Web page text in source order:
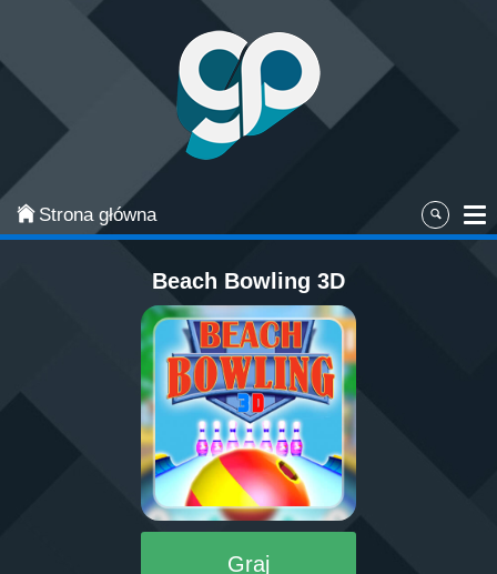
Strona główna
Beach Bowling 3D
Graj
Categories
Najpopularniejsze
Gry zręcznościowe
Gry akcji
Sport
Przygodowe
Gry planszowe i karciane
Łamigłówki
Klasyczne gry
Gry strategiczne